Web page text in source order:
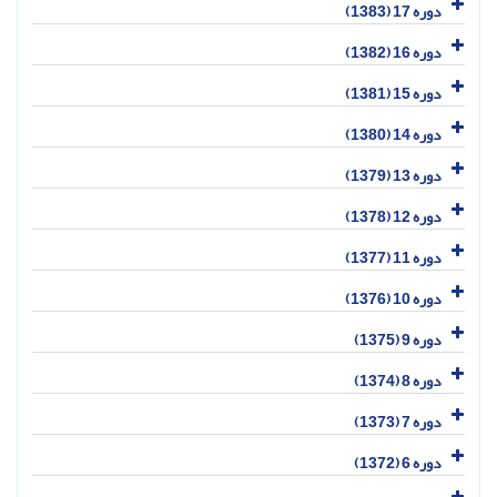
دوره 17 (1383)
دوره 16 (1382)
دوره 15 (1381)
دوره 14 (1380)
دوره 13 (1379)
دوره 12 (1378)
دوره 11 (1377)
دوره 10 (1376)
دوره 9 (1375)
دوره 8 (1374)
دوره 7 (1373)
دوره 6 (1372)